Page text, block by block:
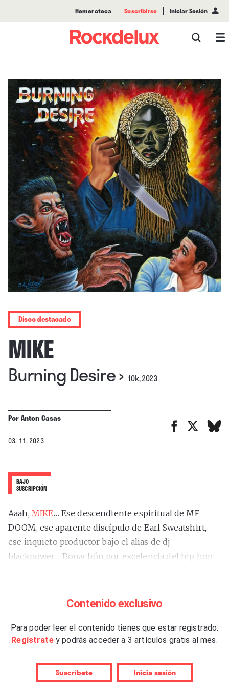
Hemeroteca Suscribirse Iniciar Sesión
Disco destacado
MIKE
Burning Desire› 10k, 2023
PorAnton Casas
03. 11. 2023
BAJO
SUSCRIPCIÓN
Aaah, MIKE… Ese descendiente espiritual de MF
DOOM, ese aparente discípulo de Earl Sweatshirt,
ese inquieto productor bajo el alias de dj
blackpower… Bonachón por excelencia del hip hop
al menos un disco por curso. Este 2023, y en poco
“Faith Is A Rock” , álbum colaborativo con The
Alchemist y Wiki, y “Burning Desire”, con el que ha
trabajos coincidiendo con el solsticio de verano o el
de invierno. Como contrapartida, un viernes 13 de
Contenido exclusivo
Para poder leer el contenido tienes que estar registrado.
Regístrate y podrás acceder a 3 artículos gratis al mes.
Suscríbete Inicia sesión